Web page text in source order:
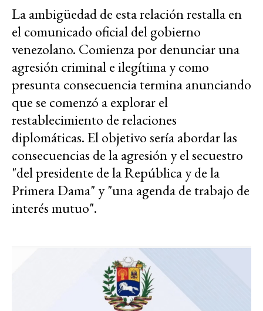
La ambigüedad de esta relación restalla en
el comunicado oficial del gobierno
venezolano. Comienza por denunciar una
agresión criminal e ilegítima y como
presunta consecuencia termina anunciando
que se comenzó a explorar el
restablecimiento de relaciones
diplomáticas. El objetivo sería abordar las
consecuencias de la agresión y el secuestro
"del presidente de la República y de la
Primera Dama" y "una agenda de trabajo de
interés mutuo".